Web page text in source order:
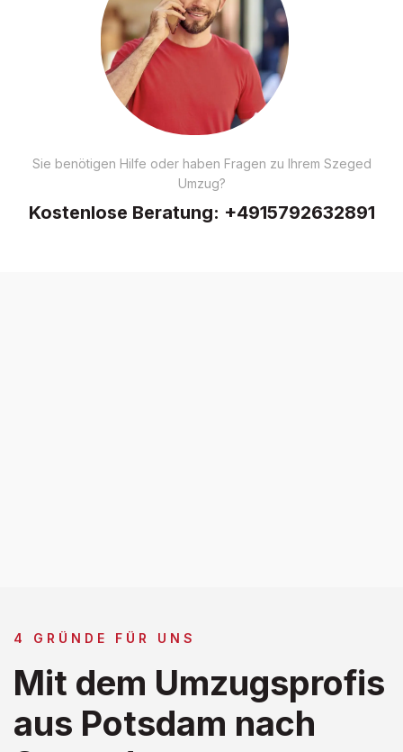
Sie benötigen Hilfe oder haben Fragen zu Ihrem Szeged
Umzug?
Kostenlose Beratung: +4915792632891
4 GRÜNDE FÜR UNS
Mit dem Umzugsprofis
aus Potsdam nach